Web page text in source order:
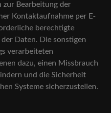
zur Bearbeitung der
Kontaktaufnahme per E-
berechtigte
Daten. Die sonstigen
verarbeiteten
dazu, einen Missbrauch
und die Sicherheit
Systeme sicherzustellen.